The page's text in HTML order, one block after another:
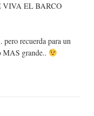
VIVA EL BARCO
recuerda para un
MAS grande..